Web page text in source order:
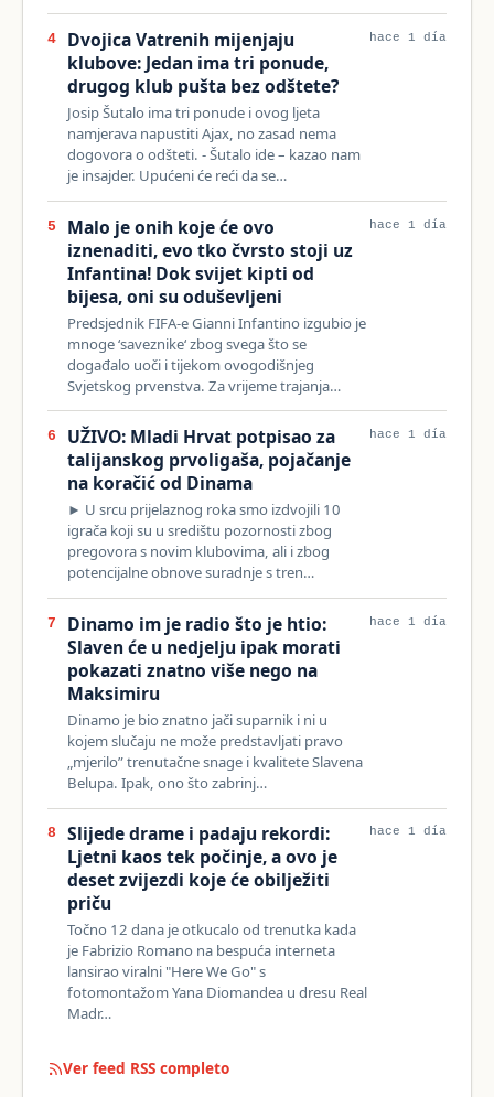
4
Dvojica Vatrenih mijenjaju
klubove: Jedan ima tri ponude,
drugog klub pušta bez odštete?
Josip Šutalo ima tri ponude i ovog ljeta
namjerava napustiti Ajax, no zasad nema
dogovora o odšteti. - Šutalo ide – kazao nam
je insajder. Upućeni će reći da se…
hace 1 día
5
Malo je onih koje će ovo
iznenaditi, evo tko čvrsto stoji uz
Infantina! Dok svijet kipti od
bijesa, oni su oduševljeni
Predsjednik FIFA-e Gianni Infantino izgubio je
mnoge ‘saveznike‘ zbog svega što se
događalo uoči i tijekom ovogodišnjeg
Svjetskog prvenstva. Za vrijeme trajanja…
hace 1 día
6
UŽIVO: Mladi Hrvat potpisao za
talijanskog prvoligaša, pojačanje
na koračić od Dinama
► U srcu prijelaznog roka smo izdvojili 10
igrača koji su u središtu pozornosti zbog
pregovora s novim klubovima, ali i zbog
potencijalne obnove suradnje s tren…
hace 1 día
7
Dinamo im je radio što je htio:
Slaven će u nedjelju ipak morati
pokazati znatno više nego na
Maksimiru
Dinamo je bio znatno jači suparnik i ni u
kojem slučaju ne može predstavljati pravo
„mjerilo” trenutačne snage i kvalitete Slavena
Belupa. Ipak, ono što zabrinj…
hace 1 día
8
Slijede drame i padaju rekordi:
Ljetni kaos tek počinje, a ovo je
deset zvijezdi koje će obilježiti
priču
Točno 12 dana je otkucalo od trenutka kada
je Fabrizio Romano na bespuća interneta
lansirao viralni "Here We Go" s
fotomontažom Yana Diomandea u dresu Real
Madr…
hace 1 día
Ver feed RSS completo